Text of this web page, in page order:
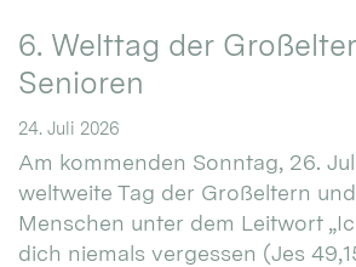
6. Welttag der
Senioren
24. Juli 2026
Am kommenden Sonntag, 26.
weltweite Tag der Großeltern
Menschen unter dem Leitwort
dich niemals vergessen (Jes